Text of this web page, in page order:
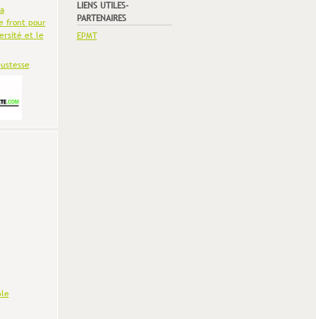
front pour
et le
LIENS UTILES-
PARTENAIRES
EPMT